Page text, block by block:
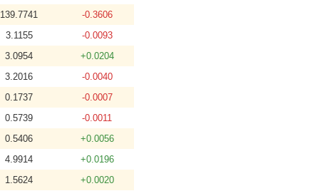
139.7741
-0.3606
3.1155
-0.0093
3.0954
+0.0204
3.2016
-0.0040
0.1737
-0.0007
0.5739
-0.0011
0.5406
+0.0056
4.9914
+0.0196
1.5624
+0.0020